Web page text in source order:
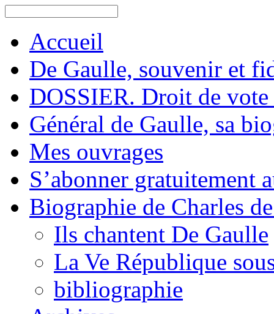
Accueil
De Gaulle, souvenir et
DOSSIER. Droit de vote
Général de Gaulle, sa
Mes ouvrages
S’abonner gratuitement
Biographie de Charles
Ils chantent De Gaulle
La Ve République
bibliographie